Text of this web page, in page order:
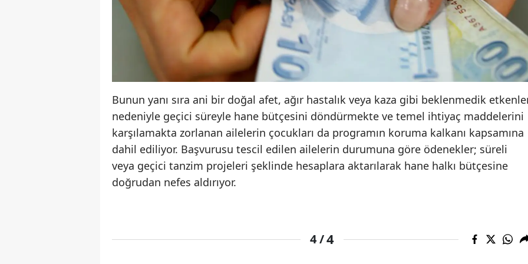
Yalova
Karabük
Kilis
Osmaniye
Düzce
Bunun yanı sıra ani bir doğal afet, ağır hastalık veya kaza gibi beklenmedik
nedeniyle geçici süreyle hane bütçesini döndürmekte ve temel ihtiyaç maddelerini
karşılamakta zorlanan ailelerin çocukları da programın koruma kalkanı kapsamına
dahil ediliyor. Başvurusu tescil edilen ailelerin durumuna göre ödenekler; süreli
veya geçici tanzim projeleri şeklinde hesaplara aktarılarak hane halkı bütçesine
doğrudan nefes aldırıyor.
4 /4